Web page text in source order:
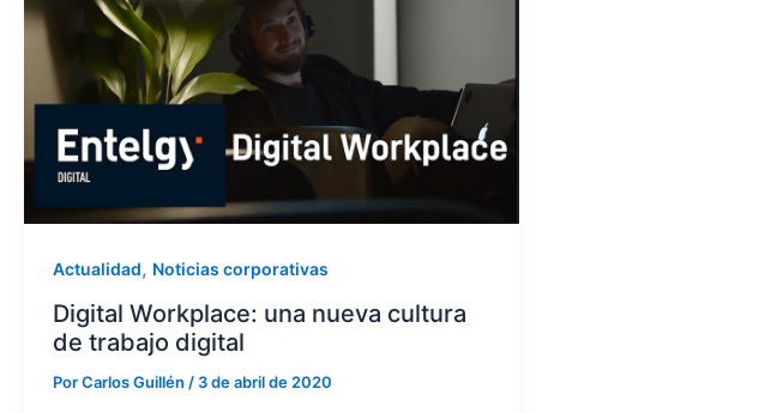
Actualidad, Noticias corporativas
Digital Workplace: una nueva cultura
de trabajo digital
PorCarlos Guillén / 3 de abril de 2020